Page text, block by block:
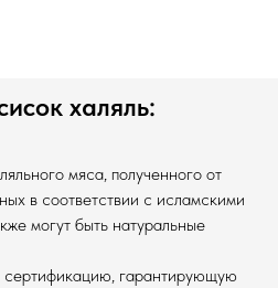
халяль:
мяса, полученного от
в соответствии с исламскими
могут быть натуральные
гарантирующую